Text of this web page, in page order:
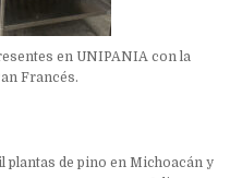
en UNIPANIA con la
Francés.
plantas de pino en Michoacán y